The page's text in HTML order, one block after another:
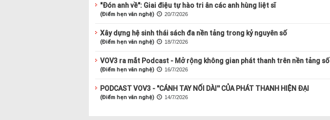
"Đón anh về": Giai điệu tự hào tri ân các anh hùng liệt sĩ
(Điểm hẹn văn nghệ) 20/7/2026
Xây dựng hệ sinh thái sách đa nền tảng trong kỷ nguyên số
(Điểm hẹn văn nghệ) 18/7/2026
VOV3 ra mắt Podcast - Mở rộng không gian phát thanh trên nền tảng số
(Điểm hẹn văn nghệ) 16/7/2026
PODCAST VOV3 - "CÁNH TAY NỐI DÀI'' CỦA PHÁT THANH HIỆN ĐẠI
(Điểm hẹn văn nghệ) 14/7/2026